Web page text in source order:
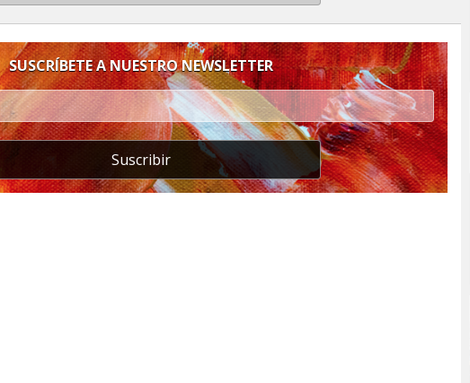
SUSCRÍBETE A NUESTRO NEWSLETTER
Suscribir